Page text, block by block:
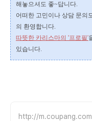
해놓으셔도 좋~답니다.
어떠한 고민이나 상담 문의
의 환영합니다.
따뜻한 카리스마의 '프로필'
있습니다.
http://m.coupang.com